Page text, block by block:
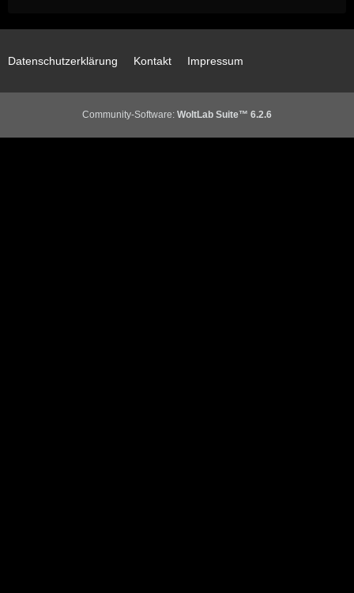
Datenschutzerklärung Kontakt Impressum
Community-Software: WoltLab Suite™ 6.2.6